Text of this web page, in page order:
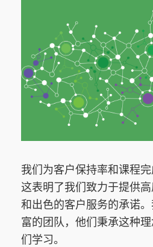
我们为客户保持率和课程完
这表明了我们致力于提供
和出色的客户服务的承诺
富的团队，他们秉承这种
们学习。